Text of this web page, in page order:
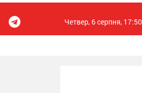
Четвер, 6 серпня, 17:50